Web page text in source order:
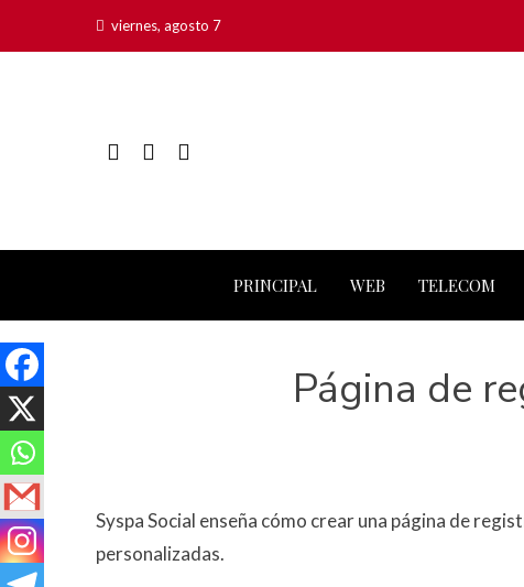
viernes, agosto 7
PRINCIPAL WEB TELECOM
Página de
Syspa Social enseña cómo crear una página de
personalizadas.